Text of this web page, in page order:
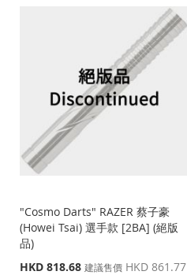
"Cosmo Darts" RAZER 蔡子豪
(Howei Tsai) 選手款 [2BA] (絕版
品)
特
HKD 818.68 建議售價 HKD 861.77